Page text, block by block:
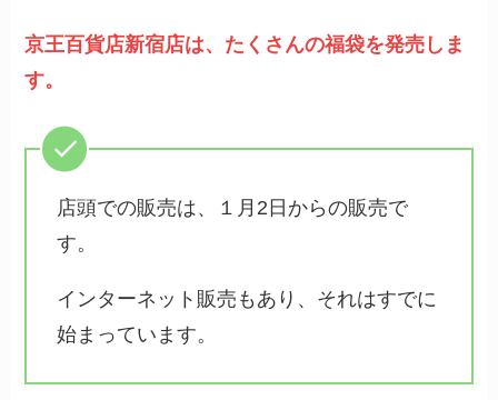
京王百貨店新宿店は、たくさんの福袋を発売しま
す。
店頭での販売は、１月2日からの販売で
す。
インターネット販売もあり、それはすでに
始まっています。